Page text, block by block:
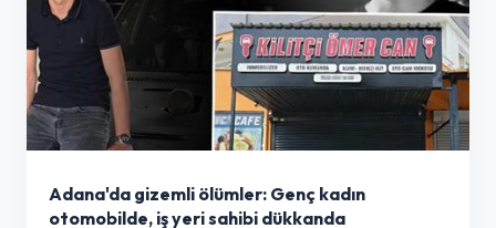
Adana'da gizemli ölümler: Genç kadın
otomobilde, iş yeri sahibi dükkanda